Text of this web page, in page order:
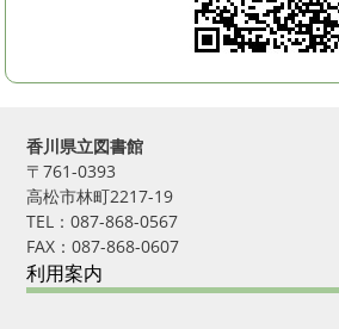
香川県立図書館
〒761-0393
高松市林町2217-19
TEL：087-868-0567
FAX：087-868-0607
利用案内